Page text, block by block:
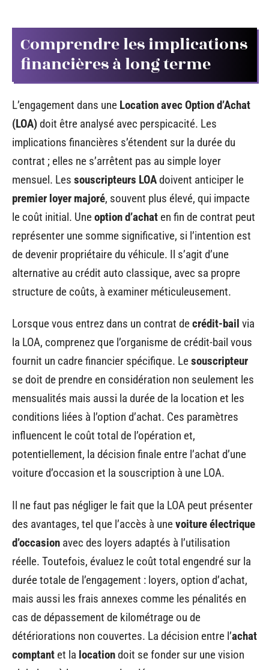
Comprendre les implications
financières à long terme
L’engagement dans une Location avec Option d’Achat
(LOA)doit être analysé avec perspicacité. Les
implications financières s’étendent sur la durée du
contrat ; elles ne s’arrêtent pas au simple loyer
mensuel. Les souscripteurs LOAdoivent anticiper le
premier loyer majoré, souvent plus élevé, qui impacte
le coût initial. Uneoption d’achat en fin de contrat peut
représenter une somme significative, si l’intention est
de devenir propriétaire du véhicule. Il s’agit d’une
alternative au crédit auto classique, avec sa propre
structure de coûts, à examiner méticuleusement.
Lorsque vous entrez dans un contrat decrédit-bail via
la LOA, comprenez que l’organisme de crédit-bail vous
fournit un cadre financier spécifique. Lesouscripteur
se doit de prendre en considération non seulement les
mensualités mais aussi la durée de la location et les
conditions liées à l’option d’achat. Ces paramètres
influencent le coût total de l’opération et,
potentiellement, la décision finale entre l’achat d’une
voiture d’occasion et la souscription à une LOA.
Il ne faut pas négliger le fait que la LOA peut présenter
des avantages, tel que l’accès à unevoiture électrique
d’occasion avec des loyers adaptés à l’utilisation
réelle. Toutefois, évaluez le coût total engendré sur la
durée totale de l’engagement : loyers, option d’achat,
mais aussi les frais annexes comme les pénalités en
cas de dépassement de kilométrage ou de
détériorations non couvertes. La décision entre l’achat
comptant et la locationdoit se fonder sur une vision